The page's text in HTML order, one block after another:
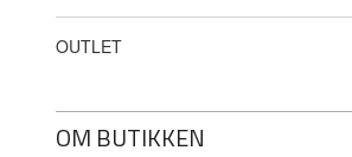
OUTLET
OM BUTIKKEN